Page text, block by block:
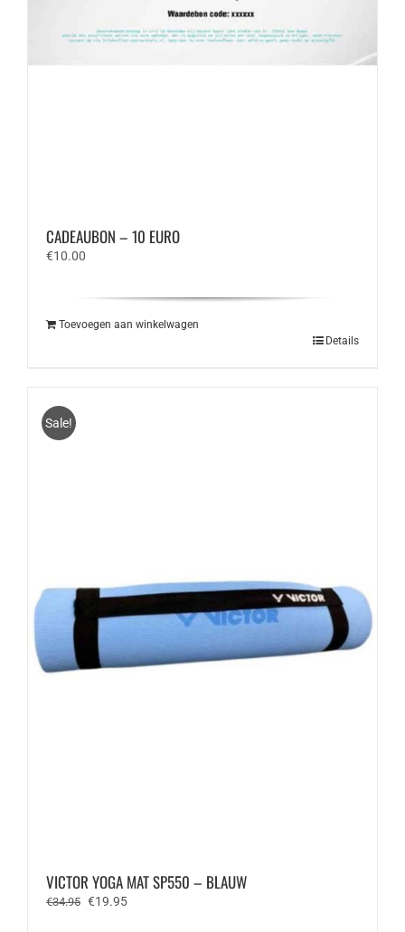
CADEAUBON – 10 EURO
€10.00
Toevoegen aan winkelwagen
Details
Sale!
VICTOR YOGA MAT SP550 – BLAUW
€34.95 Oorspronkelijke
€19.95Huidige